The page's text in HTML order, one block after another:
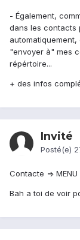
- Également,
dans les contacts
"envoyer à" mes
répértoire...
+ des infos
Invité
Posté(e)
Contacte =>
Bah a toi de voir